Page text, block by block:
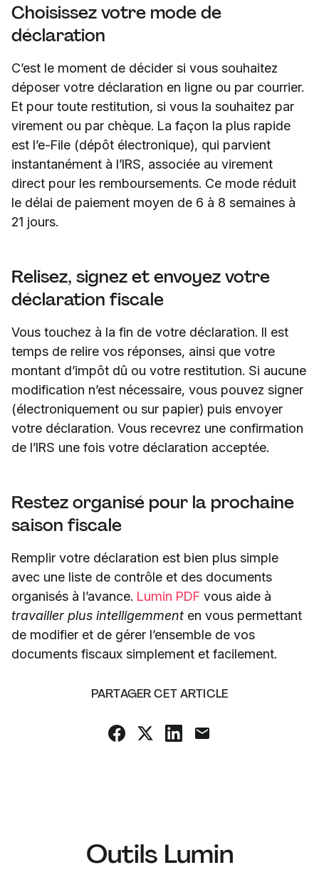
Choisissez votre mode de
déclaration
C’est le moment de décider si vous souhaitez
déposer votre déclaration en ligne ou par courrier.
Et pour toute restitution, si vous la souhaitez par
virement ou par chèque. La façon la plus rapide
est l’e-File (dépôt électronique), qui parvient
instantanément à l’IRS, associée au virement
direct pour les remboursements. Ce mode réduit
le délai de paiement moyen de 6 à 8 semaines à
21 jours.
Relisez, signez et envoyez votre
déclaration fiscale
Vous touchez à la fin de votre déclaration. Il est
temps de relire vos réponses, ainsi que votre
montant d’impôt dû ou votre restitution. Si aucune
modification n’est nécessaire, vous pouvez signer
(électroniquement ou sur papier) puis envoyer
votre déclaration. Vous recevrez une confirmation
de l’IRS une fois votre déclaration acceptée.
Restez organisé pour la prochaine
saison fiscale
Remplir votre déclaration est bien plus simple
avec une liste de contrôle et des documents
organisés à l’avance. Lumin PDF vous aide à
travailler plus intelligemment en vous permettant
de modifier et de gérer l’ensemble de vos
documents fiscaux simplement et facilement.
PARTAGER CET ARTICLE
Outils Lumin